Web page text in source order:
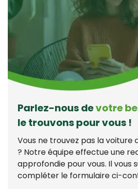
Parlez-nous devotre
le trouvons pour vous !
Vous ne trouvez pas la voiture
? Notre équipe effectue une
approfondie pour vous. Il vous
compléter le formulaire ci-